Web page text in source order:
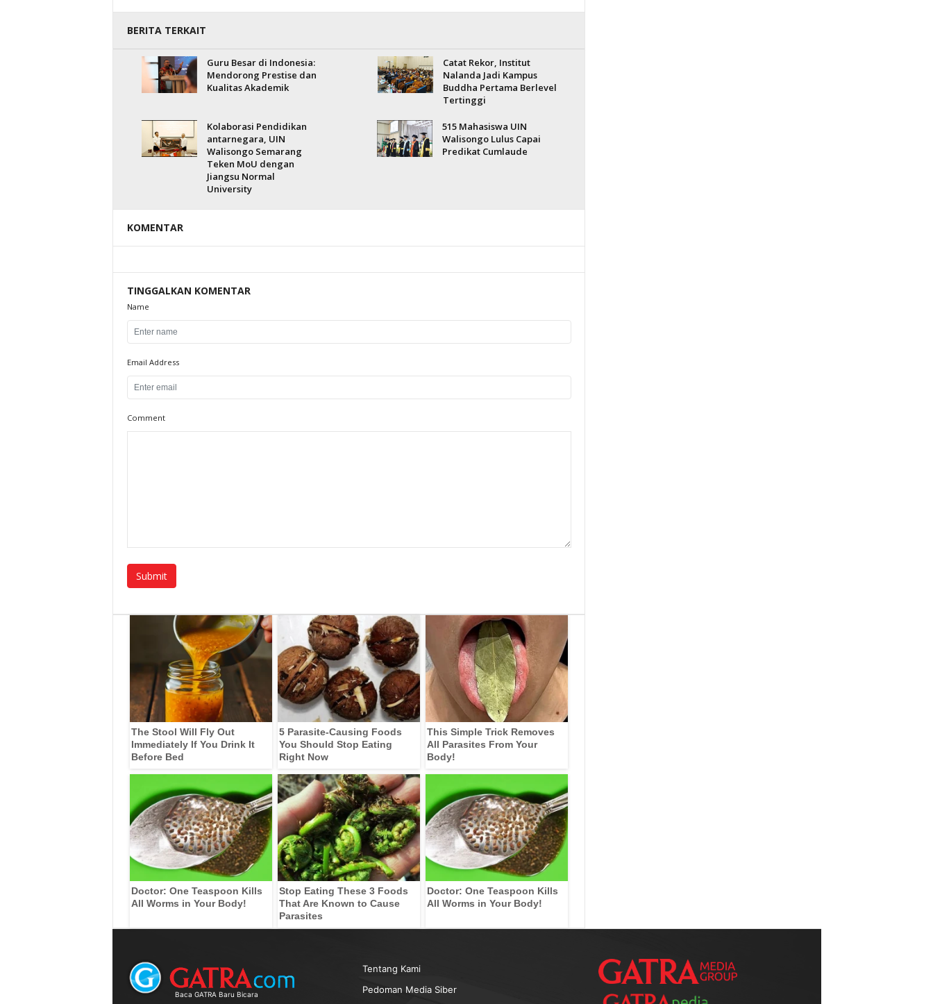
BERITA TERKAIT
Guru Besar di Indonesia:
Mendorong Prestise dan
Kualitas Akademik
Catat Rekor, Institut
Nalanda Jadi Kampus
Buddha Pertama Berlevel
Tertinggi
Kolaborasi Pendidikan
antarnegara, UIN
Walisongo Semarang
Teken MoU dengan
Jiangsu Normal
University
515 Mahasiswa UIN
Walisongo Lulus Capai
Predikat Cumlaude
KOMENTAR
TINGGALKAN KOMENTAR
Name
Email Address
Comment
The Stool Will Fly Out
Immediately If You Drink It
Before Bed
5 Parasite-Causing Foods
You Should Stop Eating
Right Now
This Simple Trick Removes
All Parasites From Your
Body!
Doctor: One Teaspoon Kills
All Worms in Your Body!
Stop Eating These 3 Foods
That Are Known to Cause
Parasites
Doctor: One Teaspoon Kills
All Worms in Your Body!
Baca GATRA Baru Bicara
Tentang Kami
Pedoman Media Siber